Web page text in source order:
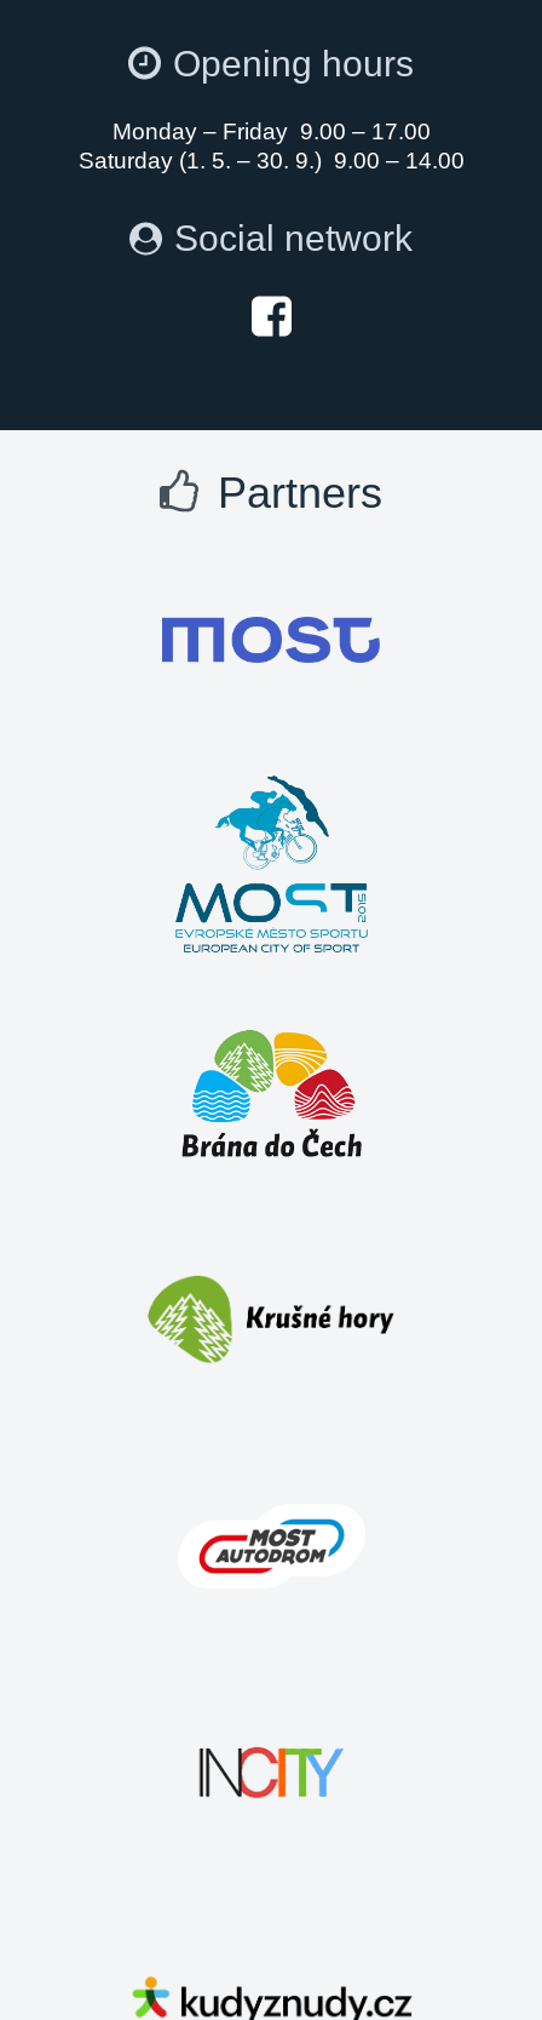
Opening hours
Monday – Friday 9.00 – 17.00
Saturday (1. 5. – 30. 9.) 9.00 – 14.00
Social network
Partners